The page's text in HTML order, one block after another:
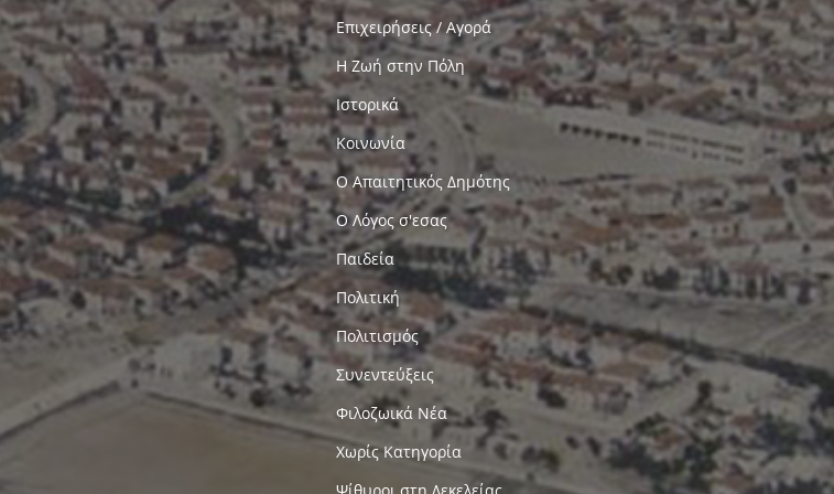
Επιχειρήσεις / Αγορά
Η Ζωή στην Πόλη
Ιστορικά
Κοινωνία
Ο Απαιτητικός Δημότης
Ο Λόγος σ'εσας
Παιδεία
Πολιτική
Πολιτισμός
Συνεντεύξεις
Φιλοζωικά Νέα
Χωρίς Κατηγορία